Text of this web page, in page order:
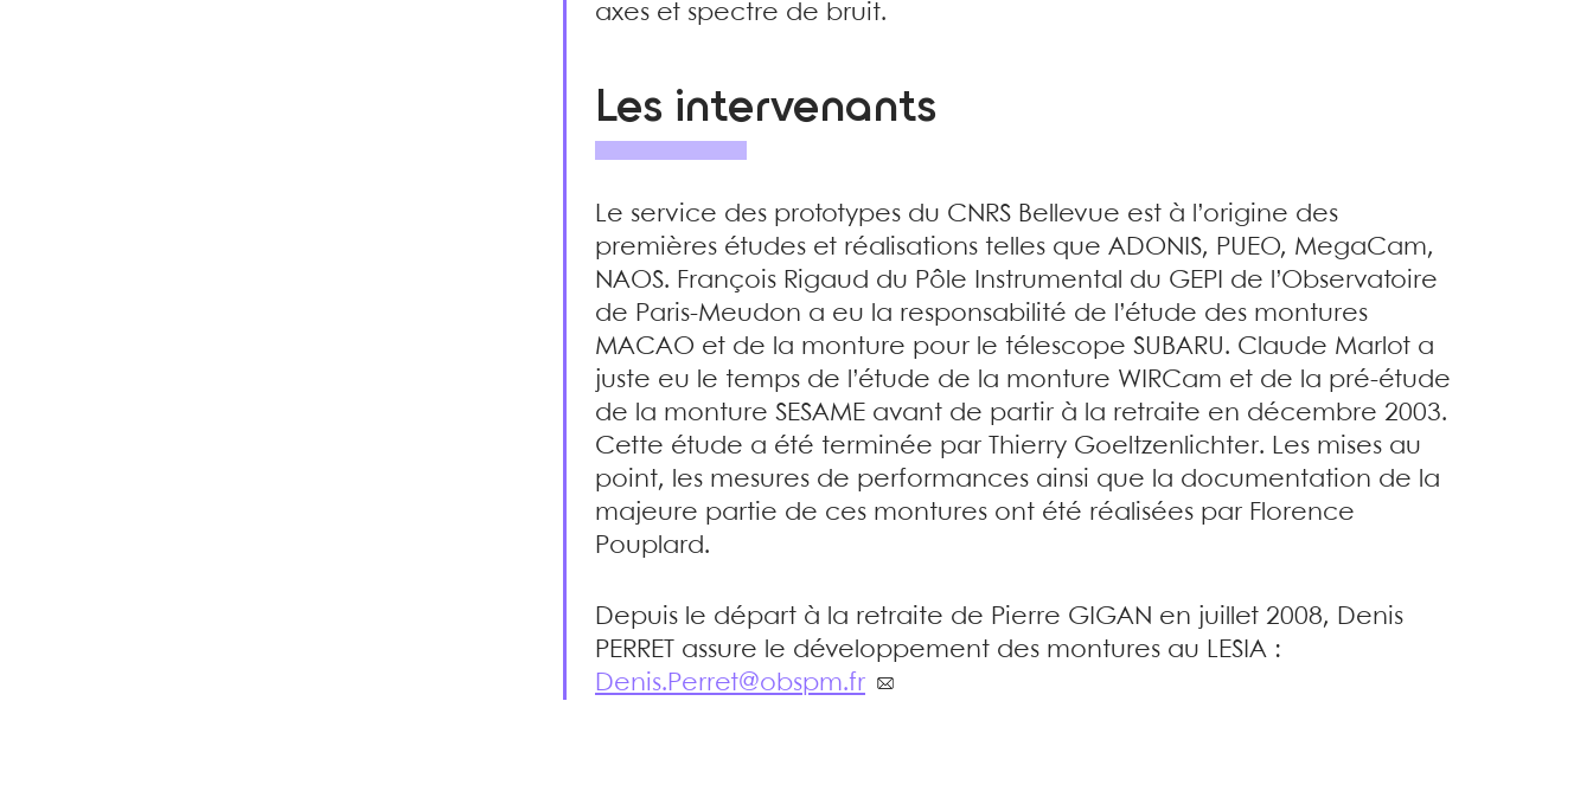
axes et spectre de bruit.
Les intervenants
Le service des prototypes du CNRS Bellevue est à l’origine des
premières études et réalisations telles que ADONIS, PUEO, MegaCam,
NAOS. François Rigaud du Pôle Instrumental du GEPI de l’Observatoire
de Paris-Meudon a eu la responsabilité de l’étude des montures
MACAO et de la monture pour le télescope SUBARU. Claude Marlot a
juste eu le temps de l’étude de la monture WIRCam et de la pré-étude
de la monture SESAME avant de partir à la retraite en décembre 2003.
Cette étude a été terminée par Thierry Goeltzenlichter. Les mises au
point, les mesures de performances ainsi que la documentation de la
majeure partie de ces montures ont été réalisées par Florence
Pouplard.
Depuis le départ à la retraite de Pierre GIGAN en juillet 2008, Denis
PERRET assure le développement des montures au LESIA :
Denis.Perret@obspm.fr